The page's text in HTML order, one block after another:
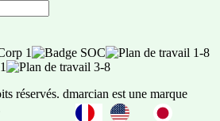
réservés. dmarcian est une marque